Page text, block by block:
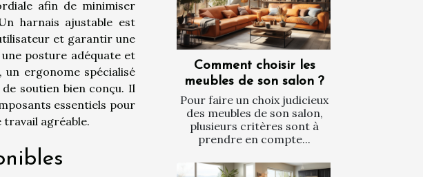
afin de minimiser
harnais ajustable est
et garantir une
posture adéquate et
ergonome spécialisé
soutien bien conçu. Il
essentiels pour
agréable.
Comment choisir les
meubles de son salon ?
Pour faire un choix judicieux
des meubles de son salon,
plusieurs critères sont à
prendre en compte...